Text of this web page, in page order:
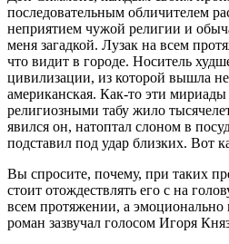
последовательным обличителем
неприятием чужой религии и
меня загадкой. Лузак на всем
что видит в городе. Носитель
цивилизации, из которой вышла не
американская. Как-то эти
религиозными табу жило
явился он, натоптал слоном в
подставил под удар близких. Вот
Вы спросите, почему, при таких
стоит отождествлять его с на
всем протяжении, а эмоционально
роман зазвучал голосом Игоря